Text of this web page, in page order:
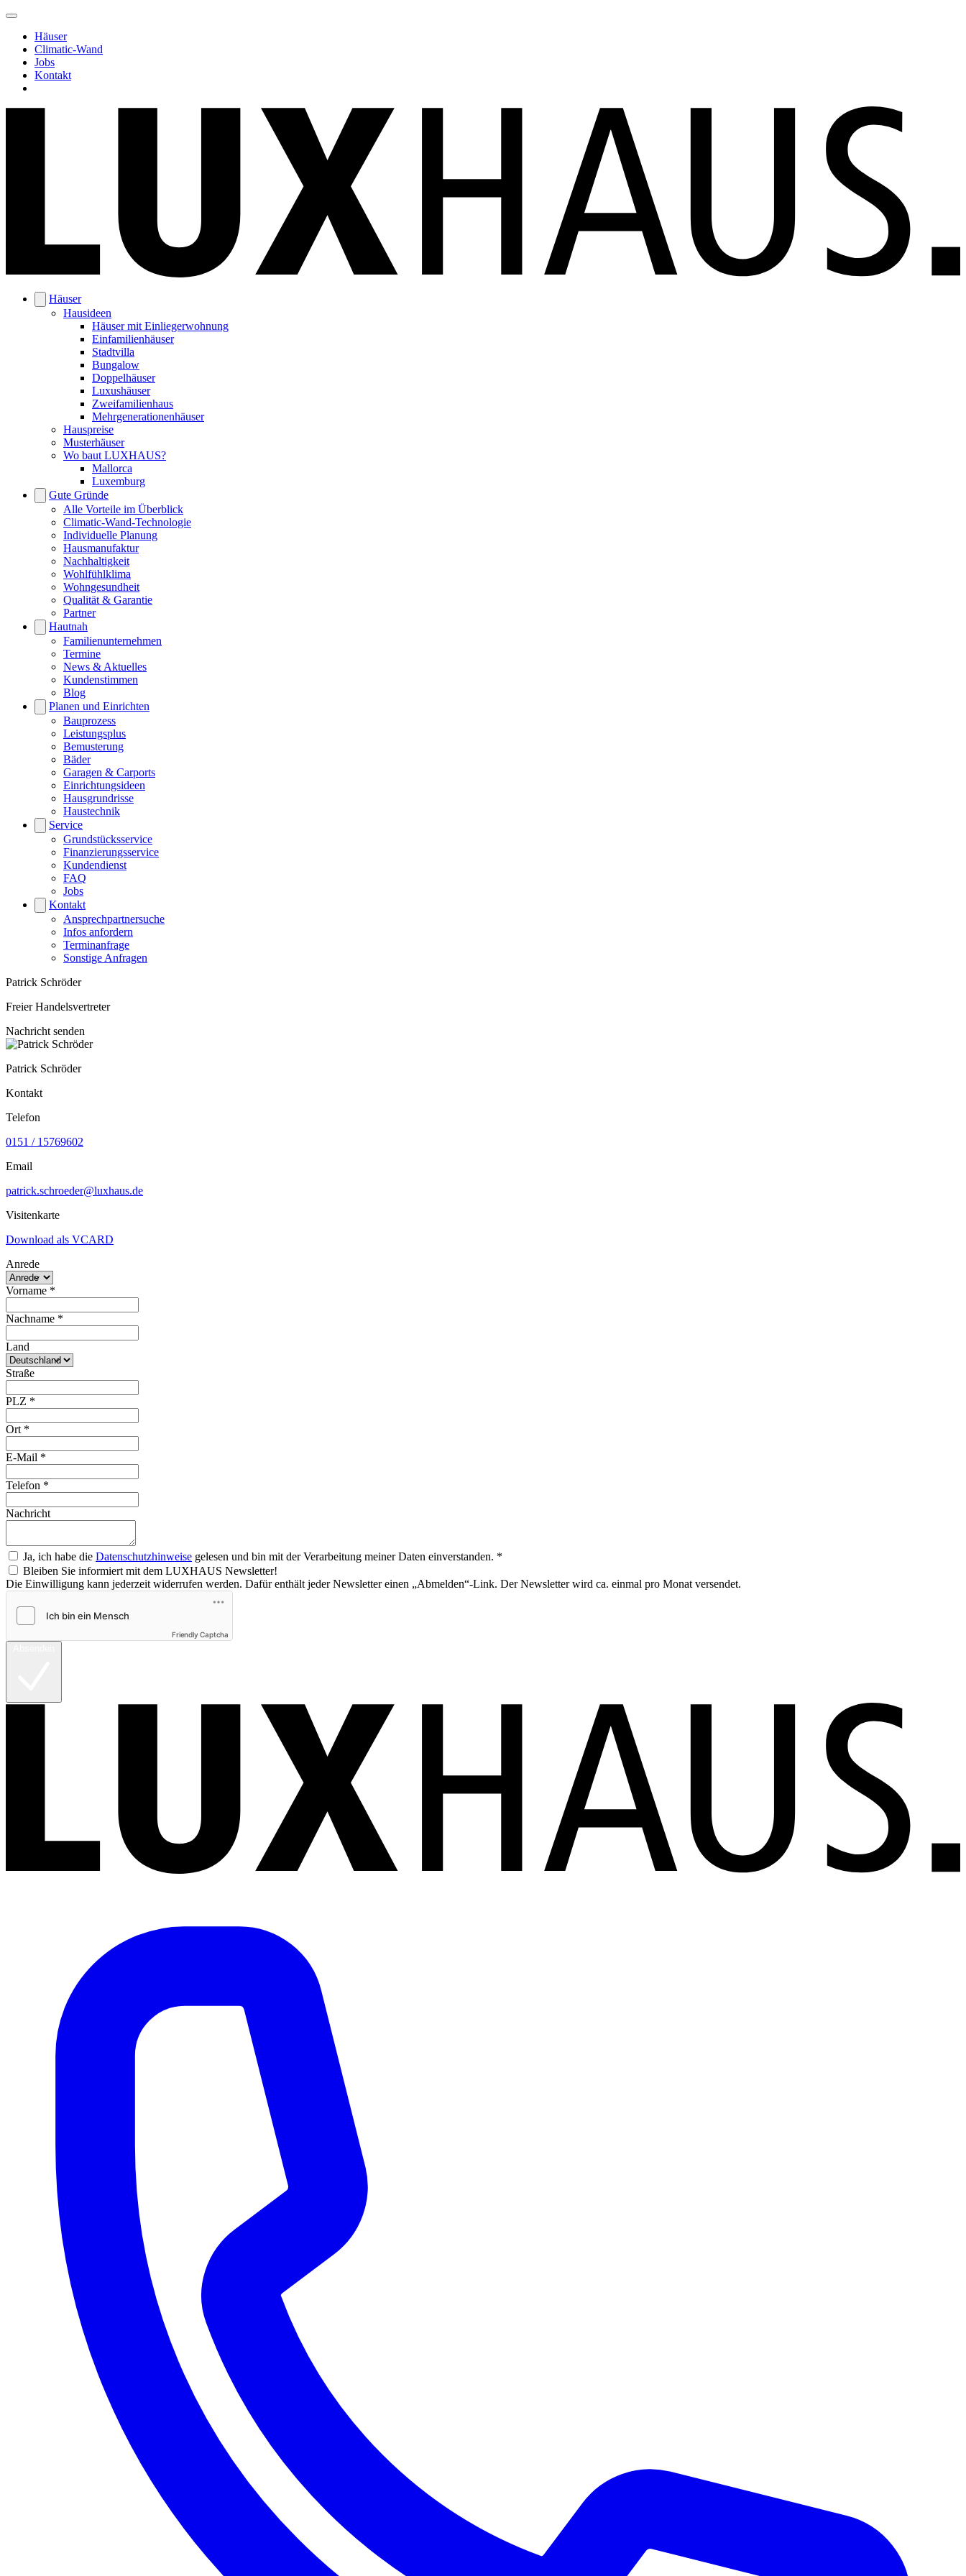
Häuser
Climatic-Wand
Jobs
Kontakt
Häuser
Hausideen
Häuser mit Einliegerwohnung
Einfamilienhäuser
Stadtvilla
Bungalow
Doppelhäuser
Luxushäuser
Zweifamilienhaus
Mehrgenerationenhäuser
Hauspreise
Musterhäuser
Wo baut LUXHAUS?
Mallorca
Luxemburg
Gute Gründe
Alle Vorteile im Überblick
Climatic-Wand-Technologie
Individuelle Planung
Hausmanufaktur
Nachhaltigkeit
Wohlfühlklima
Wohngesundheit
Qualität & Garantie
Partner
Hautnah
Familienunternehmen
Termine
News & Aktuelles
Kundenstimmen
Blog
Planen und Einrichten
Bauprozess
Leistungsplus
Bemusterung
Bäder
Garagen & Carports
Einrichtungsideen
Hausgrundrisse
Haustechnik
Service
Grundstücksservice
Finanzierungsservice
Kundendienst
FAQ
Jobs
Kontakt
Ansprechpartnersuche
Infos anfordern
Terminanfrage
Sonstige Anfragen
Patrick Schröder
Freier Handelsvertreter
Nachricht senden
Patrick Schröder
Kontakt
Telefon
0151 / 15769602
Email
patrick.schroeder@luxhaus.de
Visitenkarte
Download als VCARD
Anrede
Vorname *
Nachname *
Land
Straße
PLZ *
Ort *
E-Mail *
Telefon *
Nachricht
Ja, ich habe die Datenschutzhinweise gelesen und bin mit der Verarbeitung meiner Daten einverstanden. *
Bleiben Sie informiert mit dem LUXHAUS Newsletter!
Die Einwilligung kann jederzeit widerrufen werden. Dafür enthält jeder Newsletter einen „Abmelden“-Link. Der Newsletter wird ca. einmal pro Monat versendet.
Friendly Captcha